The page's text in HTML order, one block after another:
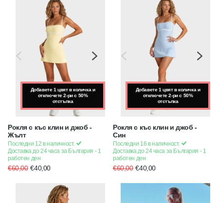
Добавете 1 цвят в количка и
отключете 2-ри с 50%
отстъпка
Добавете 1 цвят в количка и
отключете 2-ри с 50%
отстъпка
Рокля с къс клин и джоб -
Жълт
Последни 12 в наличност.
Доставка до 24 часа за България - 1
работен ден
€60,00 €40,00
Добавете 1 цвят в количка и
отключете 2-ри с 50%
отстъпка
Рокля с къс клин и джоб -
Син
Последни 16 в наличност.
Доставка до 24 часа за България - 1
работен ден
€60,00 €40,00